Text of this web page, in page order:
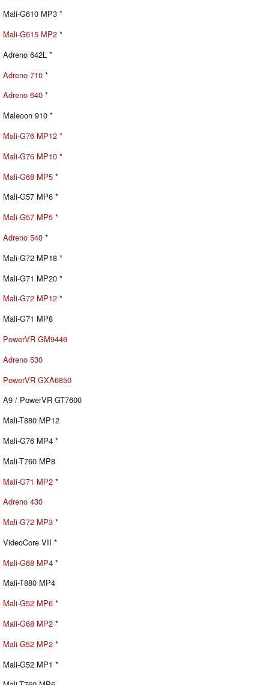
Mali-G610 MP3 *
Mali-G615 MP2 *
Adreno 642L *
Adreno 710 *
Adreno 640 *
Maleoon 910 *
Mali-G76 MP12 *
Mali-G76 MP10 *
Mali-G68 MP5 *
Mali-G57 MP6 *
Mali-G57 MP5 *
Adreno 540 *
Mali-G72 MP18 *
Mali-G71 MP20 *
Mali-G72 MP12 *
Mali-G71 MP8
PowerVR GM9446
Adreno 530
PowerVR GXA6850
A9 / PowerVR GT7600
Mali-T880 MP12
Mali-G76 MP4 *
Mali-T760 MP8
Mali-G71 MP2 *
Adreno 430
Mali-G72 MP3 *
VideoCore VII *
Mali-G68 MP4 *
Mali-T880 MP4
Mali-G52 MP6 *
Mali-G68 MP2 *
Mali-G52 MP2 *
Mali-G52 MP1 *